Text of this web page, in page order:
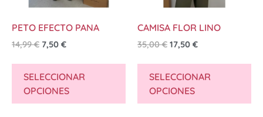
PETO EFECTO PANA
14,99€ 7,50 €
SELECCIONAR
OPCIONES
CAMISA FLOR LINO
35,00€ 17,50 €
SELECCIONAR
OPCIONES